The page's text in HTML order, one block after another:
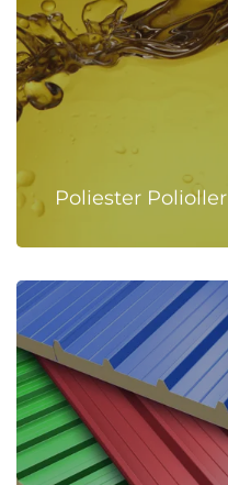
Poliester Polioller